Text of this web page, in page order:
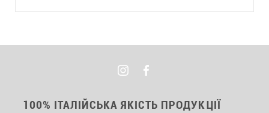
100% ІТАЛІЙСЬКА ЯКІСТЬ ПРОДУКЦІЇ